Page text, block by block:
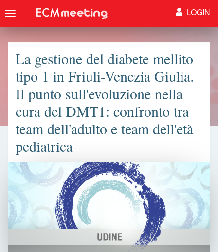
La gestione del diabete mellito
tipo 1 in Friuli-Venezia Giulia.
Il punto sull'evoluzione nella
cura del DMT1: confronto tra
team dell'adulto e team dell'età
pediatrica
Toggle
LOGIN